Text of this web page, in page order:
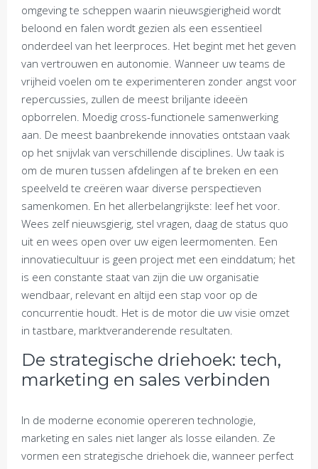
omgeving te scheppen waarin nieuwsgierigheid wordt
beloond en falen wordt gezien als een essentieel
onderdeel van het leerproces. Het begint met het geven
van vertrouwen en autonomie. Wanneer uw teams de
vrijheid voelen om te experimenteren zonder angst voor
repercussies, zullen de meest briljante ideeën
opborrelen. Moedig cross-functionele samenwerking
aan. De meest baanbrekende innovaties ontstaan vaak
op het snijvlak van verschillende disciplines. Uw taak is
om de muren tussen afdelingen af te breken en een
speelveld te creëren waar diverse perspectieven
samenkomen. En het allerbelangrijkste: leef het voor.
Wees zelf nieuwsgierig, stel vragen, daag de status quo
uit en wees open over uw eigen leermomenten. Een
innovatiecultuur is geen project met een einddatum; het
is een constante staat van zijn die uw organisatie
wendbaar, relevant en altijd een stap voor op de
concurrentie houdt. Het is de motor die uw visie omzet
in tastbare, marktveranderende resultaten.
De strategische driehoek: tech,
marketing en sales verbinden
In de moderne economie opereren technologie,
marketing en sales niet langer als losse eilanden. Ze
vormen een strategische driehoek die, wanneer perfect